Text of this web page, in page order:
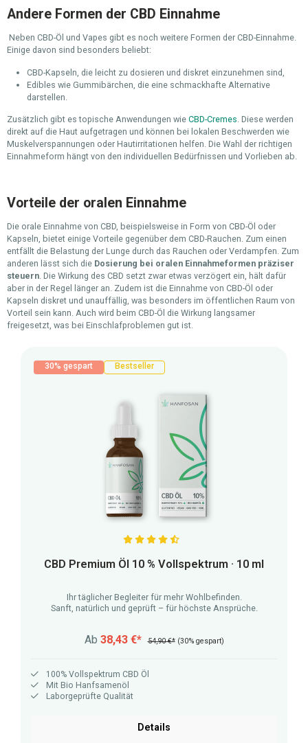
Andere Formen der CBD Einnahme
Neben CBD-Öl und Vapes gibt es noch weitere Formen der CBD-Einnahme.
Einige davon sind besonders beliebt:
CBD-Kapseln, die leicht zu dosieren und diskret einzunehmen sind,
Edibles wie Gummibärchen, die eine schmackhafte Alternative
darstellen.
Zusätzlich gibt es topische Anwendungen wie CBD-Cremes . Diese werden
direkt auf die Haut aufgetragen und können bei lokalen Beschwerden wie
Muskelverspannungen oder Hautirritationen helfen. Die Wahl der richtigen
Einnahmeform hängt von den individuellen Bedürfnissen und Vorlieben ab.
Vorteile der oralen Einnahme
Die orale Einnahme von CBD, beispielsweise in Form von CBD-Öl oder
Kapseln, bietet einige Vorteile gegenüber dem CBD-Rauchen. Zum einen
entfällt die Belastung der Lunge durch das Rauchen oder Verdampfen. Zum
anderen lässt sich die Dosierung bei oralen Einnahmeformen präziser
steuern. Die Wirkung des CBD setzt zwar etwas verzögert ein, hält dafür
aber in der Regel länger an. Zudem ist die Einnahme von CBD-Öl oder
Kapseln diskret und unauffällig, was besonders im öffentlichen Raum von
Vorteil sein kann. Auch wird beim CBD-Öl die Wirkung langsamer
freigesetzt, was bei Einschlafproblemen gut ist.
30% gespart Bestseller
CBD Premium Öl 10 % Vollspektrum · 10 ml
Ihr täglicher Begleiter für mehr Wohlbefinden.
Sanft, natürlich und geprüft – für höchste Ansprüche.
Ab 38,43 €* 54,90 €* (30% gespart)
100% Vollspektrum CBD Öl
Mit Bio Hanfsamenöl
Laborgeprüfte Qualität
Details